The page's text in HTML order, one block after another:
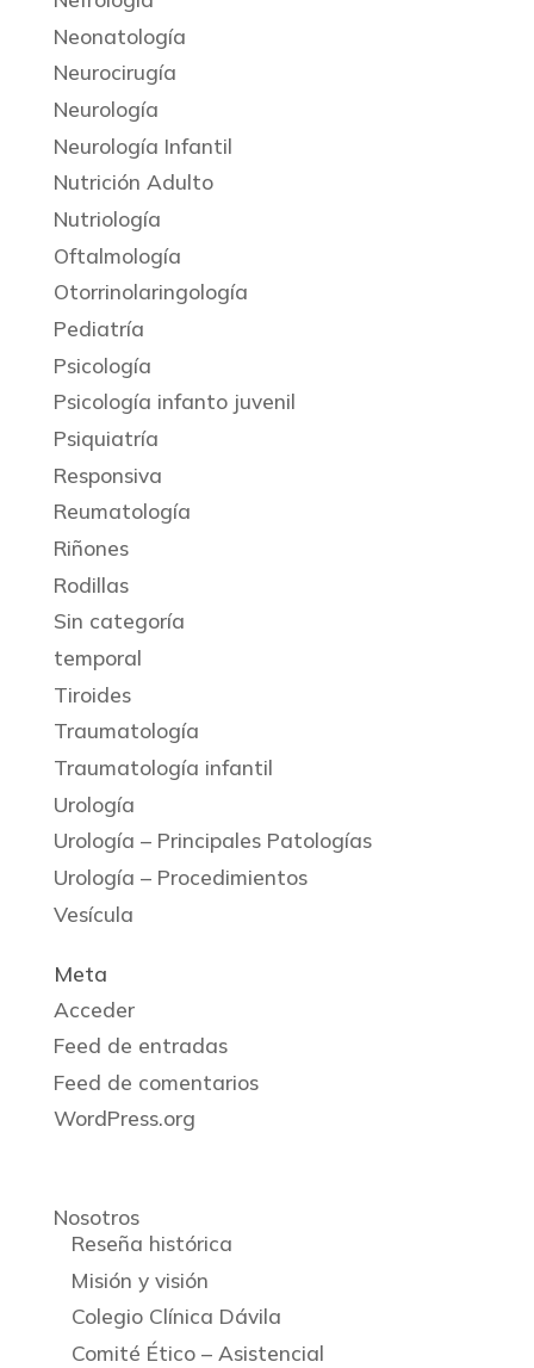
Neonatología
Neurocirugía
Neurología
Neurología Infantil
Nutrición Adulto
Nutriología
Oftalmología
Otorrinolaringología
Pediatría
Psicología
Psicología infanto juvenil
Psiquiatría
Responsiva
Reumatología
Riñones
Rodillas
Sin categoría
temporal
Tiroides
Traumatología
Traumatología infantil
Urología
Urología – Principales Patologías
Urología – Procedimientos
Vesícula
Meta
Acceder
Feed de entradas
Feed de comentarios
WordPress.org
Nosotros
Reseña histórica
Misión y visión
Colegio Clínica Dávila
Comité Ético – Asistencial